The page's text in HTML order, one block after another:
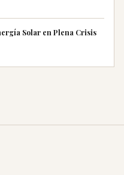
Solar en Plena Crisis